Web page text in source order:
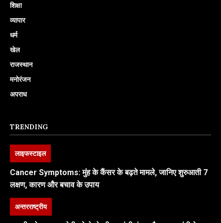
शिक्षा
व्यापार
धर्म
खेल
राजस्थान
मनोरंजन
अपराध
TRENDING
लाइफस्टाइल
Cancer Symptoms: मुंह के कैंसर के बढ़ते मामले, जानिए शुरुआती 7
लक्षण, कारण और बचाव के उपाय
अन्तरराष्ट्रीय